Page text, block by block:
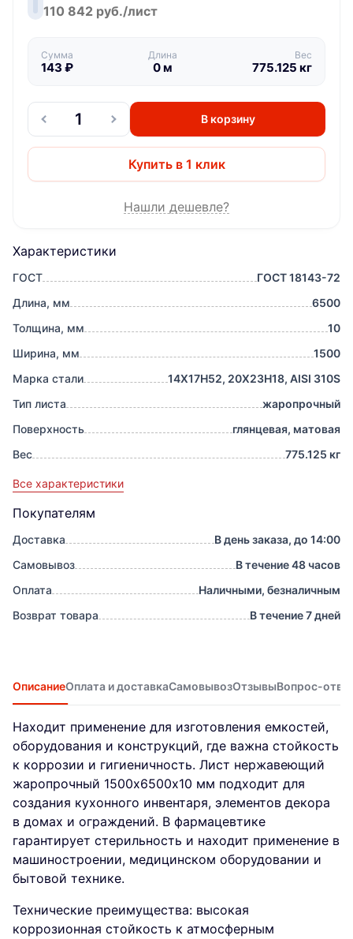
Характеристики
ГОСТ
ГОСТ 18143-72
Длина, мм
6500
Толщина, мм
10
Ширина, мм
1500
Марка стали
14Х17Н52, 20Х23Н18, AISI 310S
Тип листа
жаропрочный
Поверхность
глянцевая, матовая
Вес
775.125 кг
Все характеристики
Покупателям
Доставка
В день заказа, до 14:00
Самовывоз
В течение 48 часов
Оплата
Наличными, безналичным
Возврат товара
В течение 7 дней
110 842 руб./лист
Сумма
143 ₽
Длина
0м
Вес
775.125 кг
В корзину
Купить в 1 клик
Нашли дешевле?
ОписаниеОплата и доставкаСамовывозОтзывыВопрос-
Находит применение для изготовления емкостей,
оборудования и конструкций, где важна стойкость
к коррозии и гигиеничность. Лист нержавеющий
жаропрочный 1500х6500х10 мм подходит для
создания кухонного инвентаря, элементов декора
в домах и ограждений. В фармацевтике
гарантирует стерильность и находит применение в
машиностроении, медицинском оборудовании и
бытовой технике.
Технические преимущества: высокая
коррозионная стойкость к атмосферным